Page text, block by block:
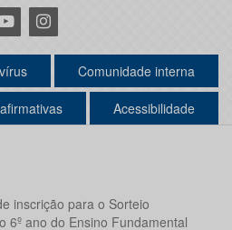
Instagram
Comunidade interna
Acessibilidade
inscrição para o Sorteio
6º ano do Ensino Fundamental